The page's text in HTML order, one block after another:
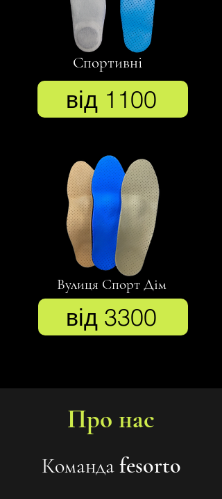
Спортивні
від 1100
Вулиця Спорт Дім
від 3300
Про нас
Командаfesorto